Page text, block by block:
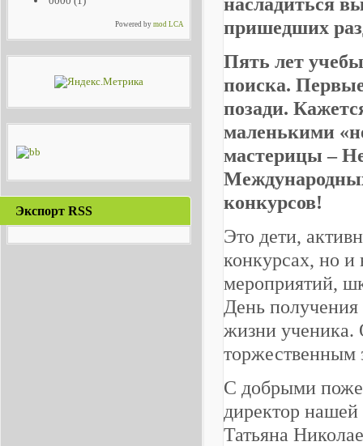
Powered bymod LCA
Экспорт RSS
пришедших
Пять лет
поиска.
позади.
маленькими
мастерицы –
конкурсов!
Это дети,
конкурсах, но и
мероприятий,
День
жизни ученика.
торжественным
С добрыми
директор
Татьяна